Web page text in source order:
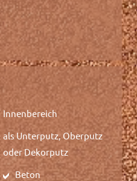
Innenbereich
als Unterputz, Oberputz
oder Dekorputz
Beton